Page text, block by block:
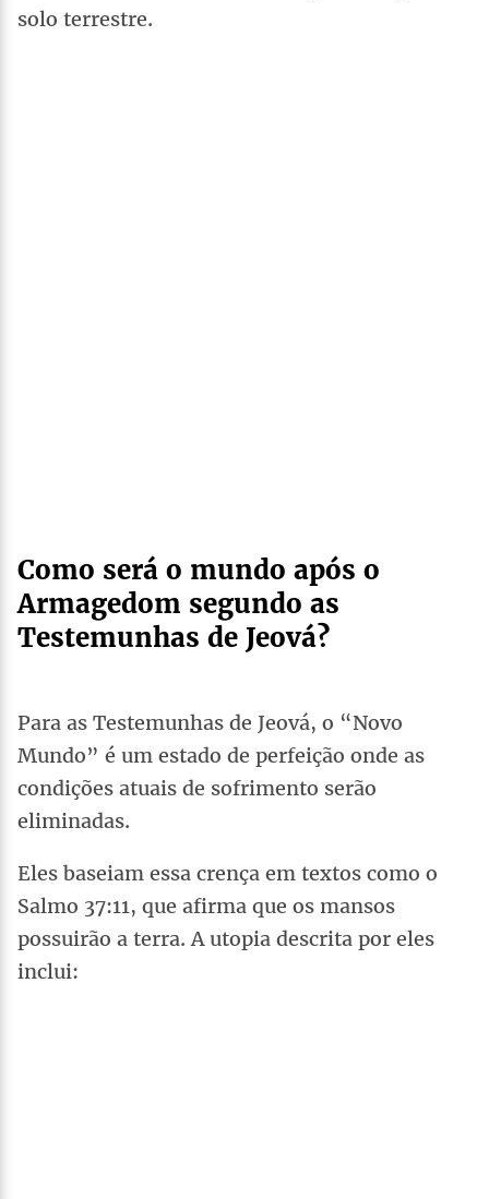
solo terrestre.
Como será o mundo após o
Armagedom segundo as
Testemunhas de Jeová?
Para as Testemunhas de Jeová, o “Novo
Mundo” é um estado de perfeição onde as
condições atuais de sofrimento serão
eliminadas.
Eles baseiam essa crença em textos como o
Salmo 37:11, que afirma que os mansos
possuirão a terra. A utopia descrita por eles
inclui: